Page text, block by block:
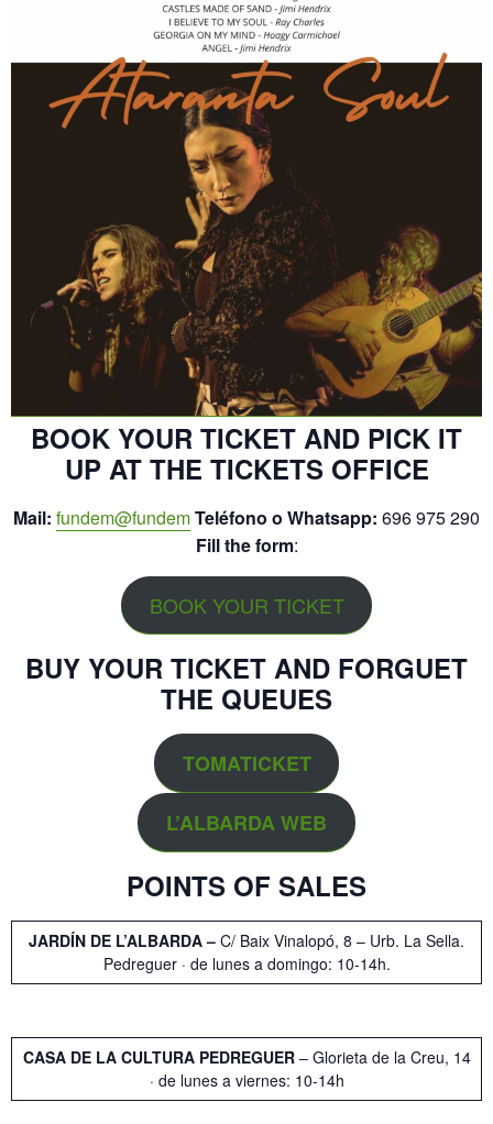
BOOK YOUR TICKET AND PICK IT
UP AT THE TICKETS OFFICE
Mail: fundem@fundemTeléfono o Whatsapp: 696 975 290
Fill the form:
BOOK YOUR TICKET
BUY YOUR TICKET AND FORGUET
THE QUEUES
TOMATICKET
L’ALBARDAWEB
POINTS OF SALES
JARDÍN DE L’ALBARDA – C/ Baix Vinalopó, 8 – Urb. La Sella.
Pedreguer · de lunes a domingo: 10-14h.
CASA DE LA CULTURA PEDREGUER – Glorieta de la Creu, 14
· de lunes a viernes: 10-14h